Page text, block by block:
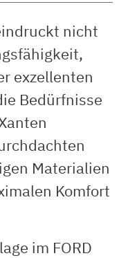
nicht
exzellenten
Bedürfnisse
Materialien
Komfort
im FORD